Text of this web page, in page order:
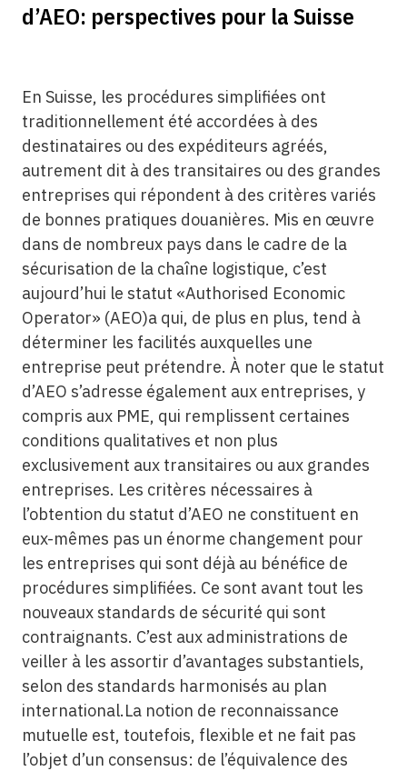
d’AEO: perspectives pour la Suisse
En Suisse, les procédures simplifiées ont
traditionnellement été accordées à des
destinataires ou des expéditeurs agréés,
autrement dit à des transitaires ou des grandes
entreprises qui répondent à des critères variés
de bonnes pratiques douanières. Mis en œuvre
dans de nombreux pays dans le cadre de la
sécurisation de la chaîne logistique, c’est
aujourd’hui le statut «Authorised Economic
Operator» (AEO)a qui, de plus en plus, tend à
déterminer les facilités auxquelles une
entreprise peut prétendre. À noter que le statut
d’AEO s’adresse également aux entreprises, y
compris aux PME, qui remplissent certaines
conditions qualitatives et non plus
exclusivement aux transitaires ou aux grandes
entreprises. Les critères nécessaires à
l’obtention du statut d’AEO ne constituent en
eux-mêmes pas un énorme changement pour
les entreprises qui sont déjà au bénéfice de
procédures simplifiées. Ce sont avant tout les
nouveaux standards de sécurité qui sont
contraignants. C’est aux administrations de
veiller à les assortir d’avantages substantiels,
selon des standards harmonisés au plan
international.La notion de reconnaissance
mutuelle est, toutefois, flexible et ne fait pas
l’objet d’un consensus: de l’équivalence des